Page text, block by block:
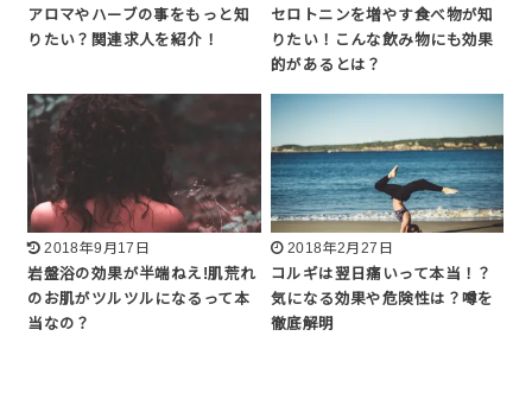
アロマやハーブの事をもっと知
りたい？関連求人を紹介！
セロトニンを増やす食べ物が知
りたい！こんな飲み物にも効果
的があるとは？
2018年9月17日
岩盤浴の効果が半端ねえ!肌荒れ
のお肌がツルツルになるって本
当なの？
2018年2月27日
コルギは翌日痛いって本当！？
気になる効果や危険性は？噂を
徹底解明